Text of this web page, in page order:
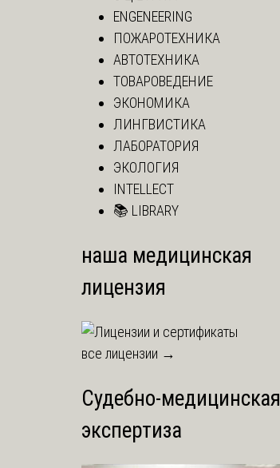
ENGENEERING
ПОЖАРОТЕХНИКА
АВТОТЕХНИКА
ТОВАРОВЕДЕНИЕ
ЭКОНОМИКА
ЛИНГВИСТИКА
ЛАБОРАТОРИЯ
ЭКОЛОГИЯ
INTELLECT
📚 LIBRARY
наша медицинская
лицензия
все лицензии →
Судебно-медицинская
экспертиза